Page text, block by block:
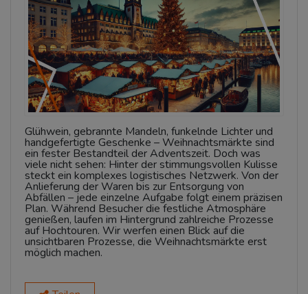
Glühwein, gebrannte Mandeln, funkelnde Lichter und
handgefertigte Geschenke – Weihnachtsmärkte sind
ein fester Bestandteil der Adventszeit. Doch was
viele nicht sehen: Hinter der stimmungsvollen Kulisse
steckt ein komplexes logistisches Netzwerk. Von der
Anlieferung der Waren bis zur Entsorgung von
Abfällen – jede einzelne Aufgabe folgt einem präzisen
Plan. Während Besucher die festliche Atmosphäre
genießen, laufen im Hintergrund zahlreiche Prozesse
auf Hochtouren. Wir werfen einen Blick auf die
unsichtbaren Prozesse, die Weihnachtsmärkte erst
möglich machen.